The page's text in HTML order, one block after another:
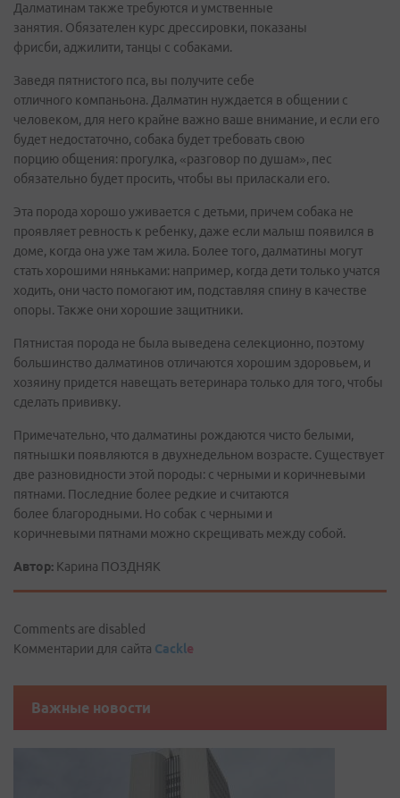
Далматинам также требуются и умственные
занятия. Обязателен курс дрессировки, показаны
фрисби, аджилити, танцы с собаками.
Заведя пятнистого пса, вы получите себе
отличного компаньона. Далматин нуждается в общении с
человеком, для него крайне важно ваше внимание, и если его
будет недостаточно, собака будет требовать свою
порцию общения: прогулка, «разговор по душам», пес
обязательно будет просить, чтобы вы приласкали его.
Эта порода хорошо уживается с детьми, причем собака не
проявляет ревность к ребенку, даже если малыш появился в
доме, когда она уже там жила. Более того, далматины могут
стать хорошими няньками: например, когда дети только учатся
ходить, они часто помогают им, подставляя спину в качестве
опоры. Также они хорошие защитники.
Пятнистая порода не была выведена селекционно, поэтому
большинство далматинов отличаются хорошим здоровьем, и
хозяину придется навещать ветеринара только для того, чтобы
сделать прививку.
Примечательно, что далматины рождаются чисто белыми,
пятнышки появляются в двухнедельном возрасте. Существует
две разновидности этой породы: с черными и коричневыми
пятнами. Последние более редкие и считаются
более благородными. Но собак с черными и
коричневыми пятнами можно скрещивать между собой.
Автор: Карина ПОЗДНЯК
Comments are disabled
Комментарии для сайта Cackle
Важные новости